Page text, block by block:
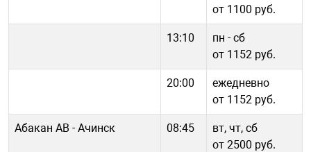
от 1100 руб.
13:10
пн - cб
от 1152 руб.
20:00
ежедневно
от 1152 руб.
Абакан АВ - Ачинск 08:45
вт, чт, сб
от 2500 руб.